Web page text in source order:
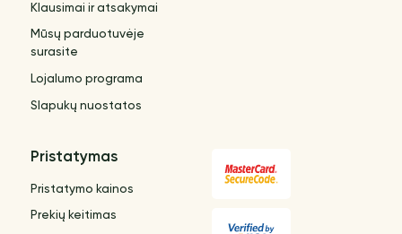
Klausimai ir atsakymai
Mūsų parduotuvėje
surasite
Lojalumo programa
Slapukų nuostatos
Pristatymas
Pristatymo kainos
Prekių keitimas